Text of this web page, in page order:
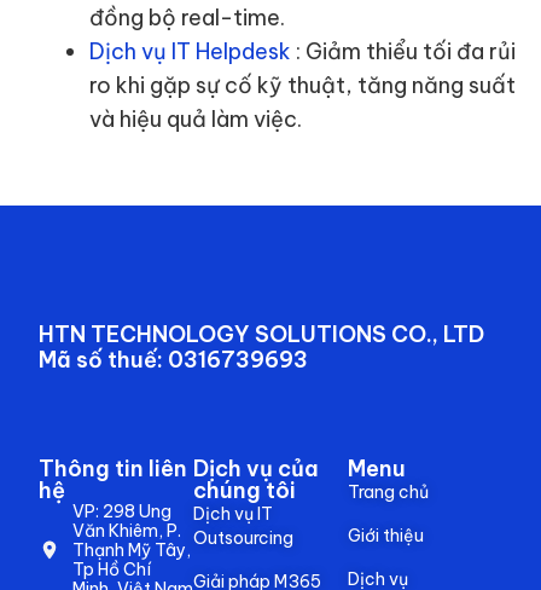
đồng bộ real-time.
Dịch vụ IT Helpdesk : Giảm thiểu tối đa rủi
ro khi gặp sự cố kỹ thuật, tăng năng suất
và hiệu quả làm việc.
HTN TECHNOLOGY SOLUTIONS CO., LTD
Mã số thuế: 0316739693
Thông tin liên
hệ
VP: 298 Ung
Văn Khiêm, P.
Thạnh Mỹ Tây,
Tp Hồ Chí
Dịch vụ của
chúng tôi
Dịch vụ IT
Outsourcing
Giải pháp M365
Menu
Trang chủ
Giới thiệu
Dịch vụ